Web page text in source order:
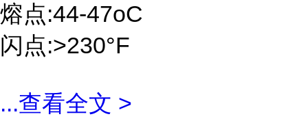
熔点:44-47oC
闪点:>230°F
...查看全文 >